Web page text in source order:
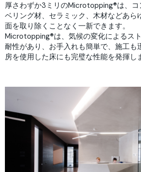
厚さわずか3ミリのMicrotopping®は、コ
ベリング材、セラミック、木材などあら
面を取り除くことなく一新できます。
Microtopping®は、気候の変化によるス
耐性があり、お手入れも簡単で、施工も
房を使用した床にも完璧な性能を発揮し